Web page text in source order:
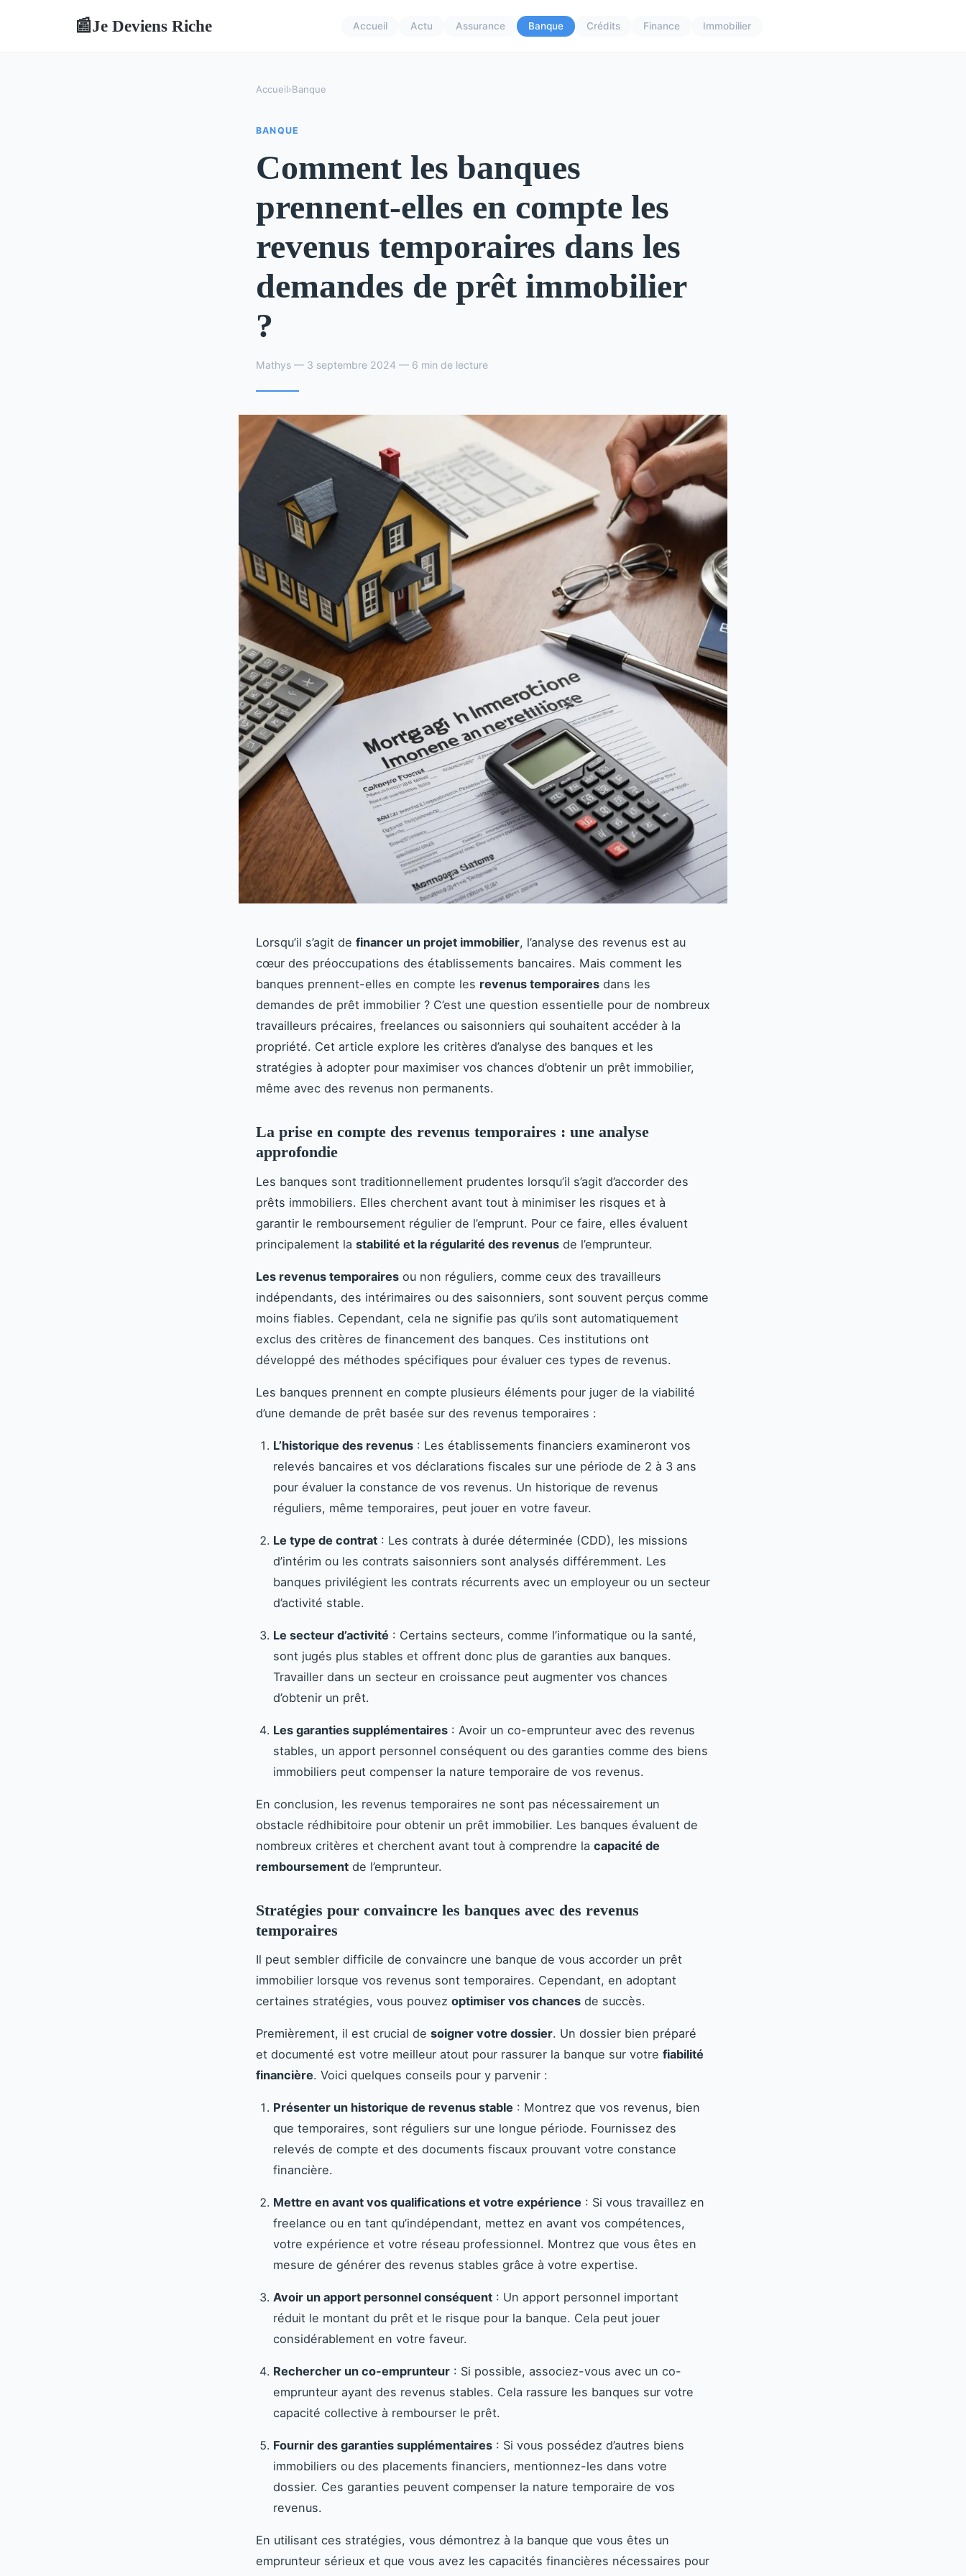
📰Je Deviens Riche Accueil Actu Assurance Banque Crédits Finance Immobilier
Accueil›Banque
BANQUE
Comment les banques
prennent-elles en compte les
revenus temporaires dans les
demandes de prêt immobilier
?
Mathys — 3 septembre 2024 — 6 min de lecture
Lorsqu’il s’agit de financer un projet immobilier, l’analyse des revenus est au
cœur des préoccupations des établissements bancaires. Mais comment les
banques prennent-elles en compte les revenus temporaires dans les
demandes de prêt immobilier ? C’est une question essentielle pour de nombreux
travailleurs précaires, freelances ou saisonniers qui souhaitent accéder à la
propriété. Cet article explore les critères d’analyse des banques et les
stratégies à adopter pour maximiser vos chances d’obtenir un prêt immobilier,
même avec des revenus non permanents.
La prise en compte des revenus temporaires : une analyse
approfondie
Les banques sont traditionnellement prudentes lorsqu’il s’agit d’accorder des
prêts immobiliers. Elles cherchent avant tout à minimiser les risques et à
garantir le remboursement régulier de l’emprunt. Pour ce faire, elles évaluent
principalement la stabilité et la régularité des revenus de l’emprunteur.
Les revenus temporaires ou non réguliers, comme ceux des travailleurs
indépendants, des intérimaires ou des saisonniers, sont souvent perçus comme
moins fiables. Cependant, cela ne signifie pas qu’ils sont automatiquement
exclus des critères de financement des banques. Ces institutions ont
développé des méthodes spécifiques pour évaluer ces types de revenus.
Les banques prennent en compte plusieurs éléments pour juger de la viabilité
d’une demande de prêt basée sur des revenus temporaires :
L’historique des revenus : Les établissements financiers examineront vos
relevés bancaires et vos déclarations fiscales sur une période de 2 à 3 ans
pour évaluer la constance de vos revenus. Un historique de revenus
réguliers, même temporaires, peut jouer en votre faveur.
Le type de contrat : Les contrats à durée déterminée (CDD), les missions
d’intérim ou les contrats saisonniers sont analysés différemment. Les
banques privilégient les contrats récurrents avec un employeur ou un secteur
d’activité stable.
Le secteur d’activité : Certains secteurs, comme l’informatique ou la santé,
sont jugés plus stables et offrent donc plus de garanties aux banques.
Travailler dans un secteur en croissance peut augmenter vos chances
d’obtenir un prêt.
Les garanties supplémentaires : Avoir un co-emprunteur avec des revenus
stables, un apport personnel conséquent ou des garanties comme des biens
immobiliers peut compenser la nature temporaire de vos revenus.
En conclusion, les revenus temporaires ne sont pas nécessairement un
obstacle rédhibitoire pour obtenir un prêt immobilier. Les banques évaluent de
nombreux critères et cherchent avant tout à comprendre la capacité de
remboursement de l’emprunteur.
Stratégies pour convaincre les banques avec des revenus
temporaires
Il peut sembler difficile de convaincre une banque de vous accorder un prêt
immobilier lorsque vos revenus sont temporaires. Cependant, en adoptant
certaines stratégies, vous pouvez optimiser vos chances de succès.
Premièrement, il est crucial de soigner votre dossier. Un dossier bien préparé
et documenté est votre meilleur atout pour rassurer la banque sur votre fiabilité
financière. Voici quelques conseils pour y parvenir :
Présenter un historique de revenus stable : Montrez que vos revenus, bien
que temporaires, sont réguliers sur une longue période. Fournissez des
relevés de compte et des documents fiscaux prouvant votre constance
financière.
Mettre en avant vos qualifications et votre expérience : Si vous travaillez en
freelance ou en tant qu’indépendant, mettez en avant vos compétences,
votre expérience et votre réseau professionnel. Montrez que vous êtes en
mesure de générer des revenus stables grâce à votre expertise.
Avoir un apport personnel conséquent : Un apport personnel important
réduit le montant du prêt et le risque pour la banque. Cela peut jouer
considérablement en votre faveur.
Rechercher un co-emprunteur : Si possible, associez-vous avec un co-
emprunteur ayant des revenus stables. Cela rassure les banques sur votre
capacité collective à rembourser le prêt.
Fournir des garanties supplémentaires : Si vous possédez d’autres biens
immobiliers ou des placements financiers, mentionnez-les dans votre
dossier. Ces garanties peuvent compenser la nature temporaire de vos
revenus.
En utilisant ces stratégies, vous démontrez à la banque que vous êtes un
emprunteur sérieux et que vous avez les capacités financières nécessaires pour